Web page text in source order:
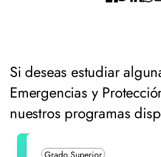
Si deseas estudiar
Emergencias y
nuestros programas
Grado Superior